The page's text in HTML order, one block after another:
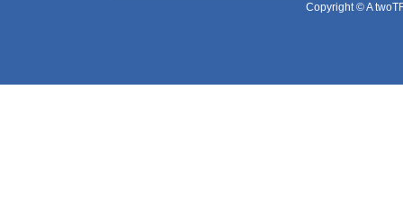
Copyright © A